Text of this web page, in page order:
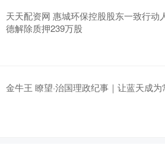
天天配资网 惠城环保控股股东一致行动
德解除质押239万股
金牛王 瞭望·治国理政纪事｜让蓝天成为